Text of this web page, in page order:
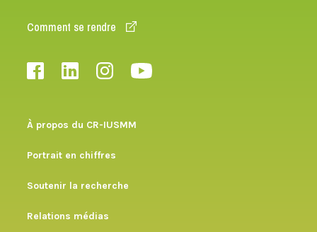
Comment se rendre
À propos du CR-IUSMM
Portrait en chiffres
Soutenir la recherche
Relations médias